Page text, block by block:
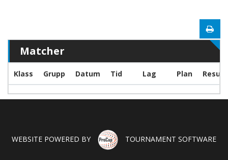
Matcher
Klass Grupp Datum Tid Lag Plan
WEBSITE POWERED BY TOURNAMENT SOFTWARE